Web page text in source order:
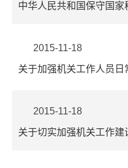
中华人民共和国保守国家
2015-11-18
关于加强机关工作人员
2015-11-18
关于切实加强机关工作建